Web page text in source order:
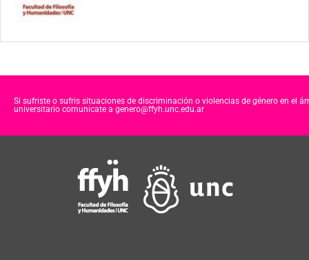
Si sufriste o sufris situaciones de discriminación o violencias de género en el
universitario comunicate a genero@ffyh.unc.edu.ar